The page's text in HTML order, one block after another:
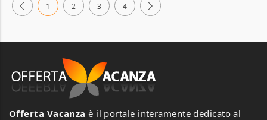
1 2 3 4
Offerta Vacanza è il portale interamente dedicato al